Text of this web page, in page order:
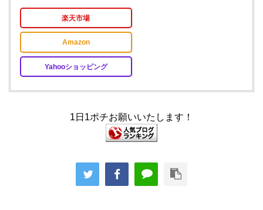
楽天市場
Amazon
Yahooショッピング
1日1ポチお願いいたします！